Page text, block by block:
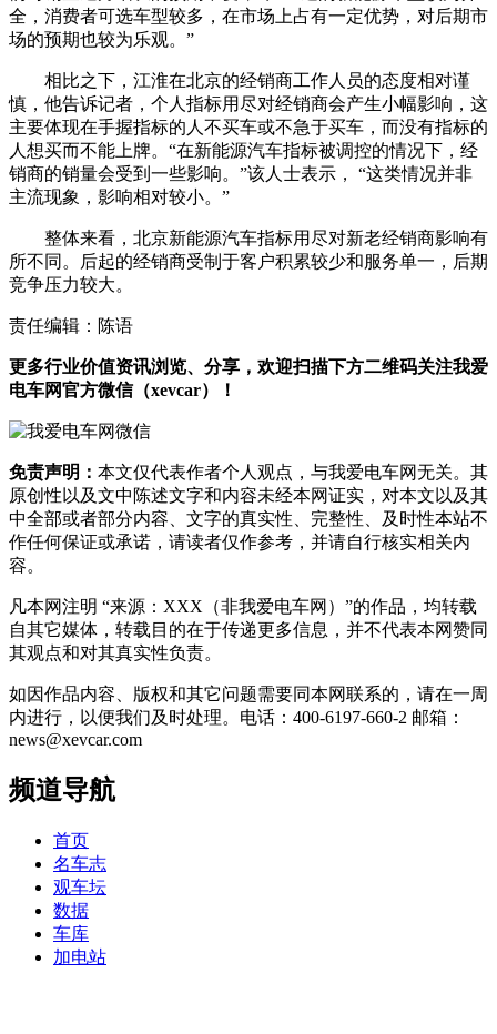
全，消费者可选车型较多，在市场上占有一定优势，对后期市
场的预期也较为乐观。”
相比之下，江淮在北京的经销商工作人员的态度相对谨
慎，他告诉记者，个人指标用尽对经销商会产生小幅影响，这
主要体现在手握指标的人不买车或不急于买车，而没有指标的
人想买而不能上牌。“在新能源汽车指标被调控的情况下，经
销商的销量会受到一些影响。”该人士表示， “这类情况并非
主流现象，影响相对较小。”
整体来看，北京新能源汽车指标用尽对新老经销商影响有
所不同。后起的经销商受制于客户积累较少和服务单一，后期
竞争压力较大。
责任编辑：陈语
更多行业价值资讯浏览、分享，欢迎扫描下方二维码关注我爱
电车网官方微信（xevcar）！
免责声明： 本文仅代表作者个人观点，与我爱电车网无关。其
原创性以及文中陈述文字和内容未经本网证实，对本文以及其
中全部或者部分内容、文字的真实性、完整性、及时性本站不
作任何保证或承诺，请读者仅作参考，并请自行核实相关内
容。
凡本网注明 “来源：XXX（非我爱电车网）”的作品，均转载
自其它媒体，转载目的在于传递更多信息，并不代表本网赞同
其观点和对其真实性负责。
如因作品内容、版权和其它问题需要同本网联系的，请在一周
内进行，以便我们及时处理。电话：400-6197-660-2 邮箱：
news@xevcar.com
频道导航
首页
名车志
观车坛
数据
车库
加电站